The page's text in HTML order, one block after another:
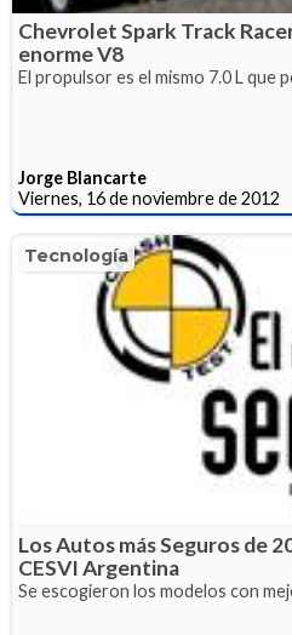
Chevrolet Spark Track
enorme V8
El propulsor es el mismo 7.0 L que
Jorge Blancarte
Viernes, 16 de noviembre de 2012
Tecnología
Los Autos más Seguros de
CESVI Argentina
Se escogieron los modelos con